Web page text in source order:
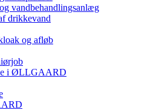
vandbehandlingsanlæg
drikkevand
og afløb
i ØLLGAARD